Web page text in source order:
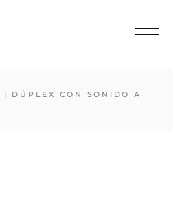
DÚPLEX CON SONIDO A